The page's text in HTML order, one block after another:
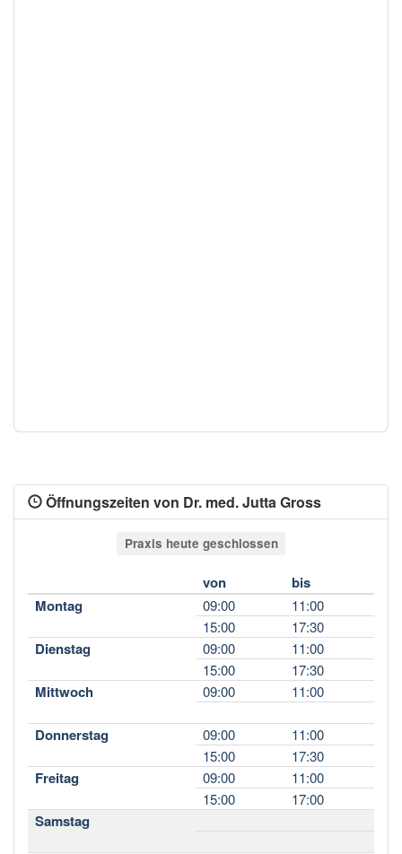
Öffnungszeiten von Dr. med. Jutta Gross
Praxis heute geschlossen
von
bis
Montag
09:00
11:00
15:00
17:30
Dienstag 09:00
11:00
15:00
17:30
Mittwoch 09:00 11:00
Donnerstag 09:00
11:00
15:00
17:30
Freitag 09:00
11:00
15:00
17:00
Samstag